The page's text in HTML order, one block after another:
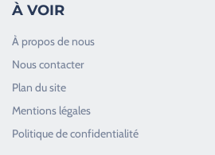
À VOIR
À propos de nous
Nous contacter
Plan du site
Mentions légales
Politique de confidentialité
Toujours heureux d'aider les passionnés